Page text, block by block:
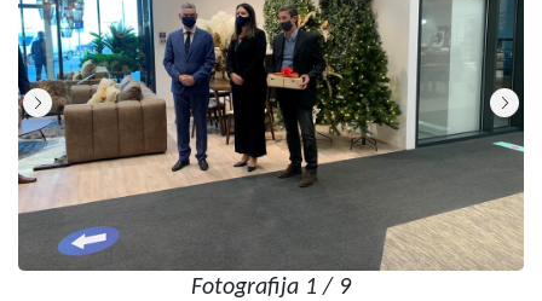
Fotografija 1 / 9